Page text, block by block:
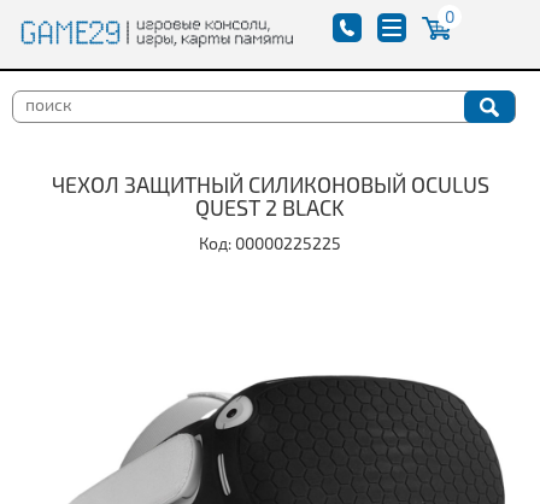
0
ЧЕХОЛ ЗАЩИТНЫЙ СИЛИКОНОВЫЙ OCULUS
QUEST 2 BLACK
Код: 00000225225